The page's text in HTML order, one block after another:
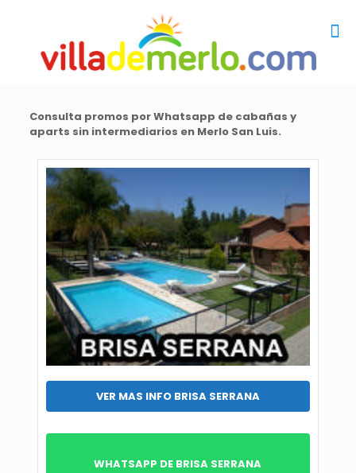
Consulta promos por Whatsapp de cabañas y
aparts sin intermediarios en Merlo San Luis.
VER MAS INFO BRISA SERRANA
WHATSAPP DE BRISA SERRANA